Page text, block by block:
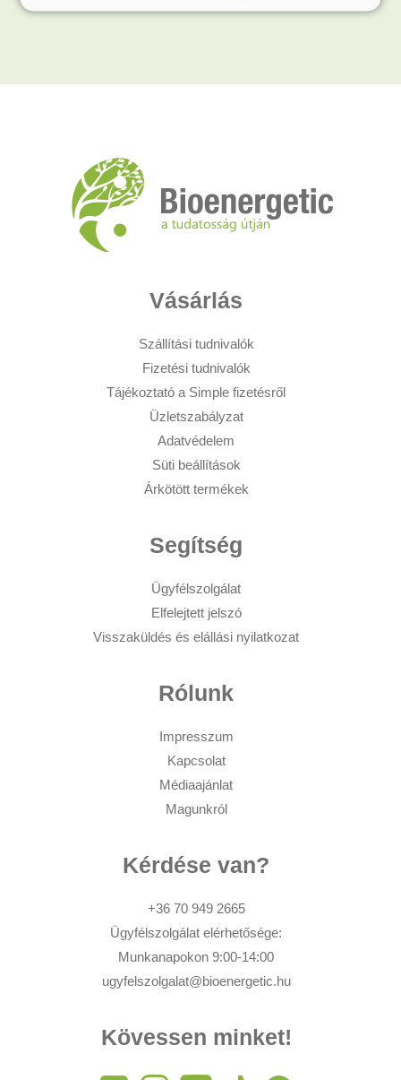
Vásárlás
Szállítási tudnivalók
Fizetési tudnivalók
Tájékoztató a Simple fizetésről
Üzletszabályzat
Adatvédelem
Süti beállítások
Árkötött termékek
Segítség
Ügyfélszolgálat
Elfelejtett jelszó
Visszaküldés és elállási nyilatkozat
Rólunk
Impresszum
Kapcsolat
Médiaajánlat
Magunkról
Kérdése van?
+36 70 949 2665
Ügyfélszolgálat elérhetősége:
Munkanapokon 9:00-14:00
ugyfelszolgalat@bioenergetic.hu
Kövessen minket!